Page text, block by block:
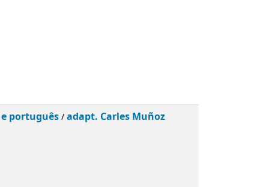
português/adapt. Carles Muñoz